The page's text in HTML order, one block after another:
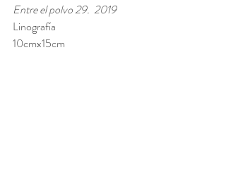
Entre el polvo 29.  2019
Linografía
10cmx15cm